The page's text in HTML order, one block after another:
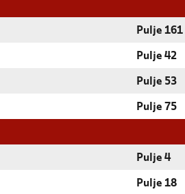
Pulje 161
Pulje 42
Pulje 53
Pulje 75
Pulje 4
Pulje 18